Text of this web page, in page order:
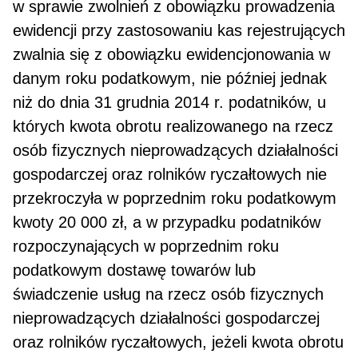
w sprawie zwolnień z obowiązku prowadzenia
ewidencji przy zastosowaniu kas rejestrujących
zwalnia się z obowiązku ewidencjonowania w
danym roku podatko­wym, nie później jednak
niż do dnia 31 grudnia 2014 r. podatników, u
których kwota obrotu realizowanego na rzecz
osób fizycznych nieprowadzących działalności
gospodarczej oraz rolników ryczałtowych nie
przekroczyła w poprzednim roku podatkowym
kwoty 20 000 zł, a w przypadku podatników
rozpoczynają­cych w poprzednim roku
podatkowym dostawę towarów lub
świadczenie usług na rzecz osób fizycznych
nieprowadzących działalności gospodarczej
oraz rolników ryczałtowych, jeżeli kwota obrotu